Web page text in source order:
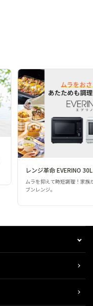
レンジ革命 EVERINO 30L
ムラを抑えて時短調理！家族
ブンレンジ。